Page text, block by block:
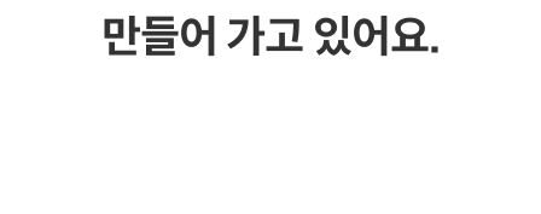
만들어 가고 있어요.